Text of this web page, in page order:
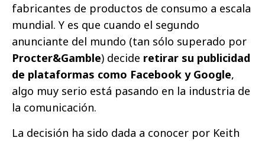
fabricantes de productos de consumo a escala
mundial. Y es que cuando el segundo
anunciante del mundo (tan sólo superado por
Procter&Gamble) decide retirar su publicidad
de plataformas como Facebook y Google,
algo muy serio está pasando en la industria de
la comunicación.
La decisión ha sido dada a conocer por Keith